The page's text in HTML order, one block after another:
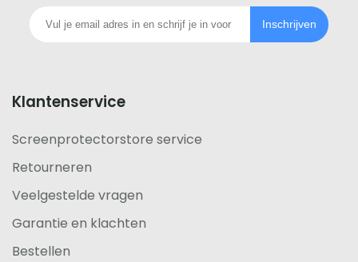
telefoon
Inschrijven
Klantenservice
Screenprotectorstore service
Retourneren
Veelgestelde vragen
Garantie en klachten
Bestellen